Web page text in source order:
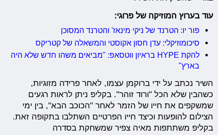
עוד בערוץ המוזיקה של פרוגי:
פור יו: הטרנד של ניקי מינאז' והטרנד המסוכן
סיכומוזיקלי: עדן חסון אקוסטי והמשאלה של קטריקס
להקת HYPE בראיון ווטסאפ: "מביאים משהו חדש שלא היה
בארץ"
השיר נכתב על ידי ברוקמן עצמו, לאחר פרידה מזוגיות,
כשהבין שלא הכל "ורוד זוהר". בקליפ ניתן לראות רגעים
שמשקפים את חייו של הזמר לאחר "הכוכב הבא", בין ימי
הצילום להופעות וכיצד חייו הפרטיים השתלבו בתקופה זאת.
בקליפ משתתפות מאיה צפיר שמשחקת בסדרה